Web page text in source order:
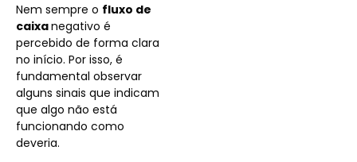
Nem sempre o fluxo de
caixanegativo é
percebido de forma clara
no início. Por isso, é
fundamental observar
alguns sinais que indicam
que algo não está
funcionando como
deveria.